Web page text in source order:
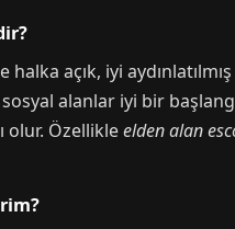
açık, iyi
alanlar iyi bir
olur. Özellikleelden alan